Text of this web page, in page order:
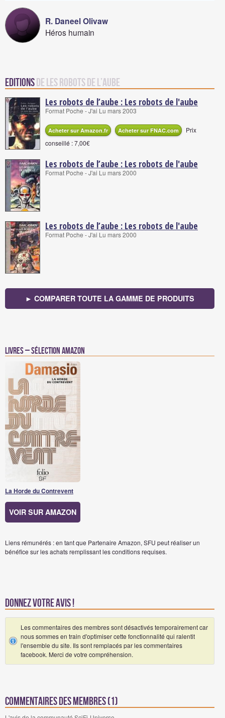
R. Daneel Olivaw
Héros humain
Editionsde Les robots de l’aube
Les robots de l’aube : Les robots de l'aube
Format Poche - J'ai Lu mars 2003
Acheter sur Amazon.fr Acheter sur FNAC.com
Prix
conseillé : 7,00€
Les robots de l’aube : Les robots de l'aube
Format Poche - J'ai Lu mars 2000
Les robots de l’aube : Les robots de l'aube
Format Poche - J'ai Lu mars 2000
► COMPARER TOUTE LA GAMME DE PRODUITS
Livres – Sélection Amazon
La Horde du Contrevent
VOIR SUR AMAZON
Liens rémunérés : en tant que Partenaire Amazon, SFU peut réaliser un
bénéfice sur les achats remplissant les conditions requises.
Donnez votre avis !
Les commentaires des membres sont désactivés temporairement car
nous sommes en train d'optimiser cette fonctionnalité qui ralentit
l'ensemble du site. Ils sont remplacés par les commentaires
facebook. Merci de votre compréhension.
Commentaires des membres (1)